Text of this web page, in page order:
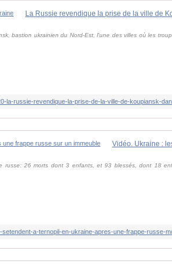
bastion ukrainien du Nord-Est, l'une des villes où les
la-russie-revendique-la-prise-de-la-ville-de-koupiansk-
26 morts dont 3 enfants, et 93 blessés, dont 18
a-ternopil-en-ukraine-apres-une-frappe-russe-